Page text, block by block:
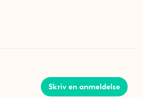
Skriv en anmeldelse